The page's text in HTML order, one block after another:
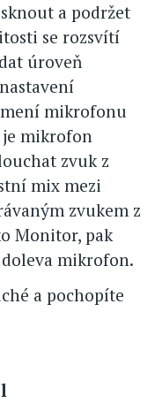
a podržet
se rozsvítí
úroveň
mikrofonu
mikrofon
zvuk z
mix mezi
zvukem z
Monitor, pak
mikrofon.
a pochopíte